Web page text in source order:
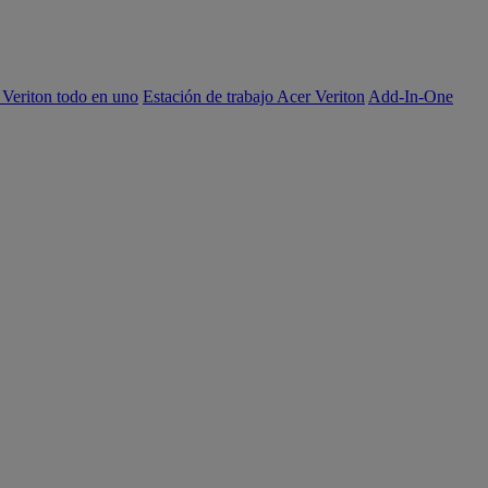
todo en uno Estación de trabajo Acer Veriton Add-In-One